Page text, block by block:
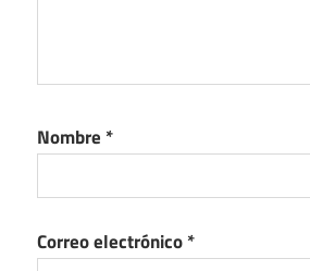
Nombre *
Correo electrónico*